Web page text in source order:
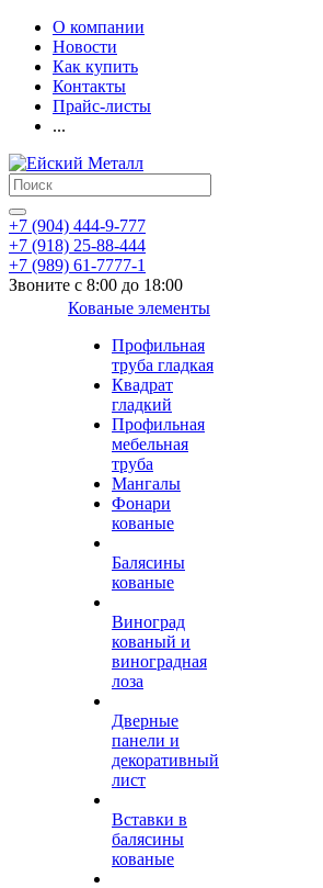
О компании
Новости
Как купить
Контакты
Прайс-листы
...
+7 (904) 444-9-777
+7 (918) 25-88-444
+7 (989) 61-7777-1
Звоните с 8:00 до 18:00
Кованые элементы
Профильная
труба гладкая
Квадрат
гладкий
Профильная
мебельная
труба
Мангалы
Фонари
кованые
Балясины
кованые
Виноград
кованый и
виноградная
лоза
Дверные
панели и
декоративный
лист
Вставки в
балясины
кованые